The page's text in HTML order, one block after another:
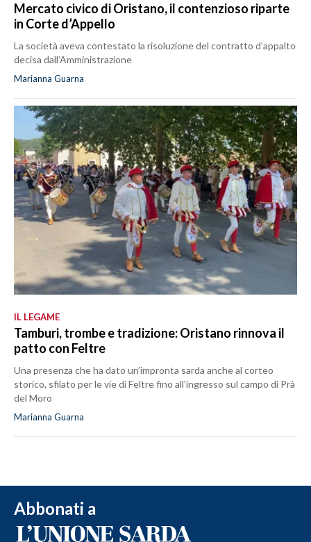
Mercato civico di Oristano, il contenzioso riparte
in Corte d’Appello
La società aveva contestato la risoluzione del contratto d’appalto
decisa dall’Amministrazione
Marianna Guarna
IL LEGAME
Tamburi, trombe e tradizione: Oristano rinnova il
patto con Feltre
Una presenza che ha dato un’impronta sarda anche al corteo
storico, sfilato per le vie di Feltre fino all’ingresso sul campo di Prà
del Moro
Marianna Guarna
Abbonati a